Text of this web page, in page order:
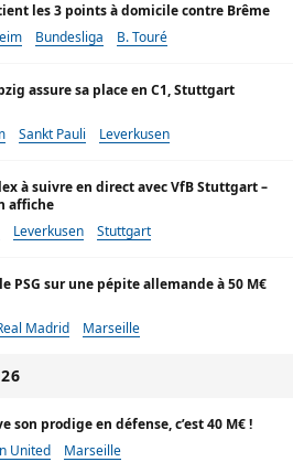
les 3 points à domicile contre Brême
Bundesliga B. Touré
assure sa place en C1, Stuttgart
Sankt Pauli Leverkusen
à suivre en direct avec VfB Stuttgart –
affiche
Leverkusen Stuttgart
PSG sur une pépite allemande à 50 M€
Madrid Marseille
son prodige en défense, c’est 40 M€ !
United Marseille